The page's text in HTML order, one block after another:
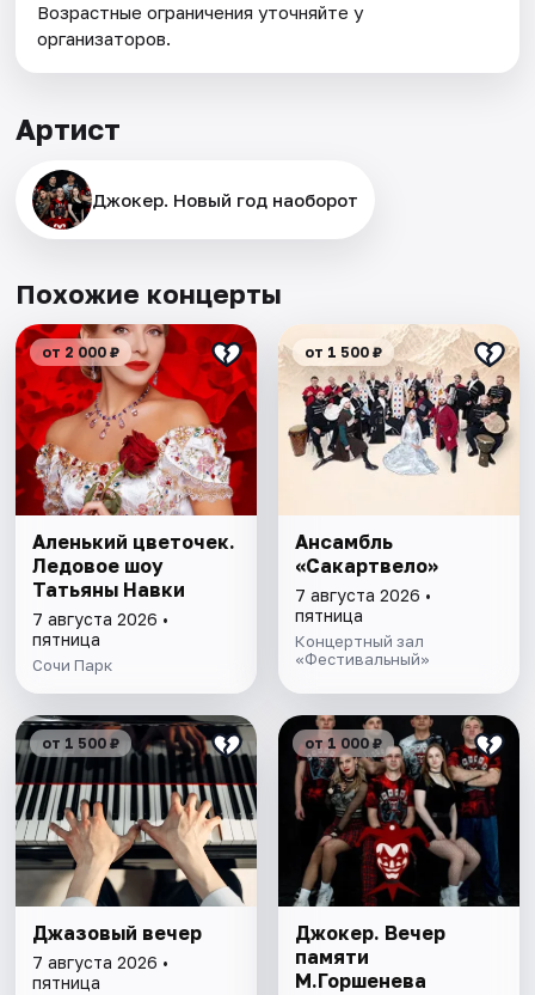
Возрастные ограничения уточняйте у
организаторов.
Артист
Джокер. Новый год наоборот
Похожие концерты
от 2 000 ₽
Аленький цветочек.
Ледовое шоу
Татьяны Навки
7 августа 2026 •
пятница
Сочи Парк
от 1 500 ₽
Ансамбль
«Сакартвело»
7 августа 2026 •
пятница
Концертный зал
«Фестивальный»
от 1 500 ₽
Джазовый вечер
7 августа 2026 •
пятница
от 1 000 ₽
Джокер. Вечер
памяти
М.Горшенева